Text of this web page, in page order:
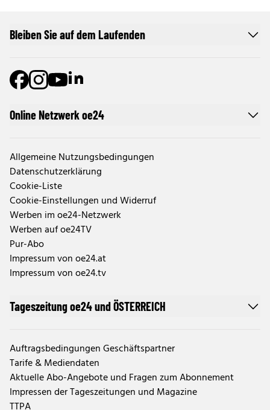
Online Netzwerk oe24
Allgemeine Nutzungsbedingungen
Datenschutzerklärung
Cookie-Liste
Cookie-Einstellungen und Widerruf
Werben im oe24-Netzwerk
Werben auf oe24TV
Pur-Abo
Impressum von oe24.at
Impressum von oe24.tv
Tageszeitung oe24 und ÖSTERREICH
Auftragsbedingungen Geschäftspartner
Tarife & Mediendaten
Aktuelle Abo-Angebote und Fragen zum Abonnement
Impressen der Tageszeitungen und Magazine
Bleiben Sie auf dem Laufenden